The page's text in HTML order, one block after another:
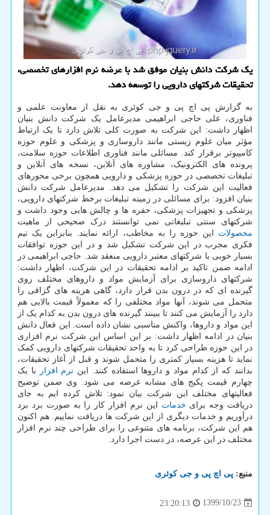
یک شرکت دانش بنیان موفق شد با عرضه نرم افزارهای تخصصی،
تحقیقات شرکتهای دارویی را توسعه دهد.
به گزارش پی اچ پی و جی کوئری به نقل از معاونت علمی و
فناوری، علی حاجی ابراهیمی مدیرعامل یک شرکت دانش بنیان
اظهار داشت: این شرکت به صورت کلی تلاش دارد تا یک ارتباط
مؤثر میان علوم زیستی مانند داروسازی و پزشکی و علوم حوزه
کامپیوتر برقرار کند. مسائلی مانند فناوری اطلاعات حوزه سلامت،
پرونده های الکترونیک، مشاوره های آنلاین، نسخه های آنلاین و
تبلیغات تخصصی در حوزه پزشکی و دارویی همچون برخی محورهای
فعالیت این شرکت را تشکیل می دهد. مدیرعامل شرکت دانش
بنیان افزود: برای مسائلی در زمینه تبلیغات برخط شرکتهای دارویی،
پزشکی و تجهیزات پزشکی، حفره ها و چالش هایی وجود داشت و
شرکتهای سنتی تبلیغاتی نمی توانستند درک صحیحی از ماهیت
محصولات این حوزه را به مخاطب، ارائه نمایند. بنابراین یک تیم
فکری مجرب در این شرکت تشکیل شد و در این حوزه توافقات
بسیار خوبی با شرکتهای معتبر دارویی منعقد شد. حاجی ابراهیمی در
ادامه ضمن تاکید بر ادامه تحقیقات در این شرکت، اظهار داشت:
شرکتهای داروسازی برای آزمایش مواد و داروهای مختلف روی
گیرنده ای که در درون بدن قرار دارد، گاهی هزینه های گزافی را
متحمل می شوند، آنها مواد مختلفی را که معمولاً قیمت بالایی هم
دارد را آزمایش می کنند تا ببینند گیرنده های درون بدن به کدام یک از
این مواد و داروها، واکنش مناسبی نشان داده است. این فعال دانش
بنیان در ادامه اظهار داشت: بر این اساس این شرکت نرم افزاری
در این حوزه طراحی کرد تا به واحد تحقیقات شرکتهای دارویی کمک
نماید تا هزینه بسیار کمتری را متحمل شوند و قبل از آغاز تحقیقات،
بدانند که از کدام مواد و داروها استفاده کنند. این نرم افزار
با یک
چهارم قیمت پکیج های مشابه عرضه می شود. وی ضمن توضیح
فعالیتهای مختلف این شرکت بیان نمود: تلاش کرده ایم به جای
دریافت وجه برای خدمات این نرم افزار کار را به صورت برد برد
درآوریم و خدمات دیگری از این شرکت ها دریافت نماییم. هم اکنون
هم این شرکت، برنامه های متنوعی را برای طراحی چند نرم افزار
مختلف در این عرصه، در دست اجرا دارد.
منبع: پی اچ پی و جی كوئری
1399/10/23
23:20:13